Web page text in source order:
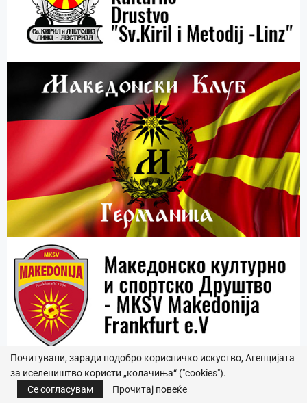
Почитувани, заради подобро корисничко искуство, Агенцијата
за иселеништво користи „колачиња“ ("cookies").
Се согласувам
Прочитај повеќе